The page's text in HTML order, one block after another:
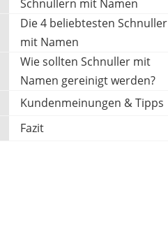
ELBEDRUCK
18,95 € *
Schnullern mit Namen
Die 4 beliebtesten Schnuller
mit Namen
Wie sollten Schnuller mit
Namen gereinigt werden?
Kundenmeinungen & Tipps
Fazit